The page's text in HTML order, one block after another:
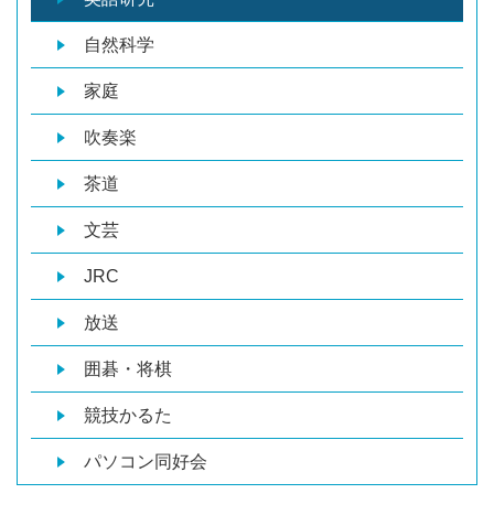
自然科学
家庭
吹奏楽
茶道
文芸
JRC
放送
囲碁・将棋
競技かるた
パソコン同好会